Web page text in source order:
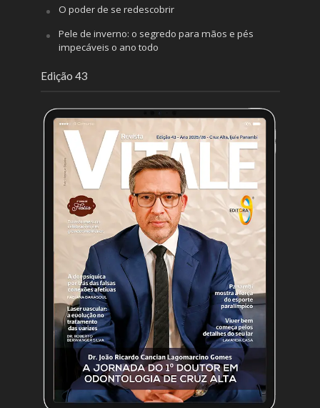
O poder de se redescobrir
Pele de inverno: o segredo para mãos e pés
impecáveis o ano todo
Edição 43